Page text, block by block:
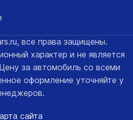
все права защищены.
характер и не является
за автомобиль со всеми
оформление уточняйте у
сайта